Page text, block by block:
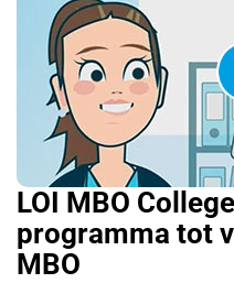
LOI MBO
programma tot
MBO